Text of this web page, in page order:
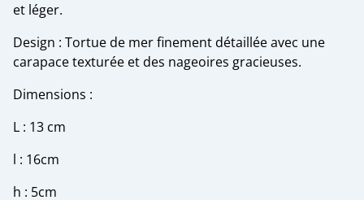
et léger.
Design : Tortue de mer finement détaillée avec une
carapace texturée et des nageoires gracieuses.
Dimensions :
L : 13 cm
l : 16cm
h : 5cm